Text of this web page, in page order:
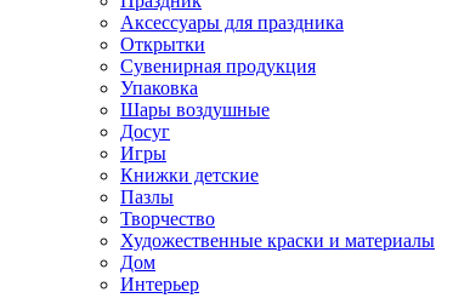
Аксессуары для праздника
Открытки
Сувенирная продукция
Упаковка
Шары воздушные
Досуг
Игры
Книжки детские
Пазлы
Творчество
Художественные краски и материалы
Дом
Интерьер